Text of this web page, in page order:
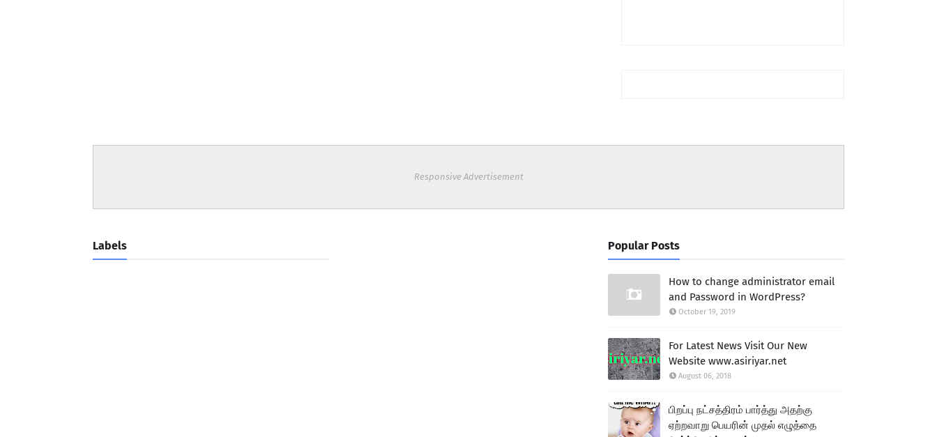
Responsive Advertisement
Labels Popular Posts
How to change administrator email
and Password in WordPress?
October 19, 2019
For Latest News Visit Our New
Website www.asiriyar.net
August 06, 2018
பிறப்பு நட்சத்திரம் பார்த்து அதற்கு
ஏற்றவாறு பெயரின் முதல் எழுத்தை